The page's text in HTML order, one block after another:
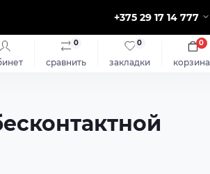
+375 29 17 14 777
сравнить
0
закладки
0
корзина
0